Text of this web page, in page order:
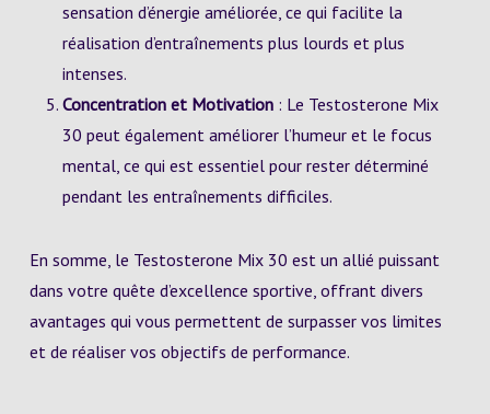
sensation d’énergie améliorée, ce qui facilite la
réalisation d’entraînements plus lourds et plus
intenses.
Concentration et Motivation: Le Testosterone Mix
30 peut également améliorer l’humeur et le focus
mental, ce qui est essentiel pour rester déterminé
pendant les entraînements difficiles.
En somme, le Testosterone Mix 30 est un allié puissant
dans votre quête d’excellence sportive, offrant divers
avantages qui vous permettent de surpasser vos limites
et de réaliser vos objectifs de performance.